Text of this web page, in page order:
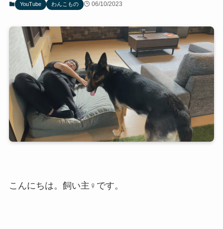
YouTube わんこもの 06/10/2023
こんにちは。飼い主♀です。